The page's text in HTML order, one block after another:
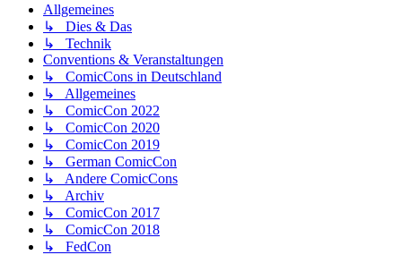
Allgemeines
↳ Dies & Das
↳ Technik
Conventions & Veranstaltungen
↳ ComicCons in Deutschland
↳ Allgemeines
↳ ComicCon 2022
↳ ComicCon 2020
↳ ComicCon 2019
↳ German ComicCon
↳ Andere ComicCons
↳ Archiv
↳ ComicCon 2017
↳ ComicCon 2018
↳ FedCon